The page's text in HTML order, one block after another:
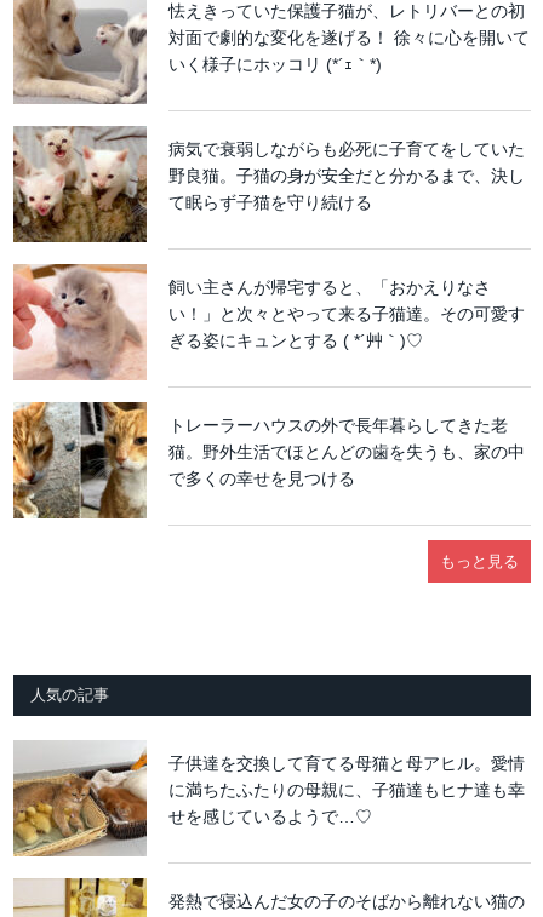
怯えきっていた保護子猫が、レトリバーとの初
対面で劇的な変化を遂げる！ 徐々に心を開いて
いく様子にホッコリ (*´ｪ｀*)
病気で衰弱しながらも必死に子育てをしていた
野良猫。子猫の身が安全だと分かるまで、決し
て眠らず子猫を守り続ける
飼い主さんが帰宅すると、「おかえりなさ
い！」と次々とやって来る子猫達。その可愛す
ぎる姿にキュンとする ( *´艸｀)♡
トレーラーハウスの外で長年暮らしてきた老
猫。野外生活でほとんどの歯を失うも、家の中
で多くの幸せを見つける
もっと見る
人気の記事
子供達を交換して育てる母猫と母アヒル。愛情
に満ちたふたりの母親に、子猫達もヒナ達も幸
せを感じているようで…♡
発熱で寝込んだ女の子のそばから離れない猫の